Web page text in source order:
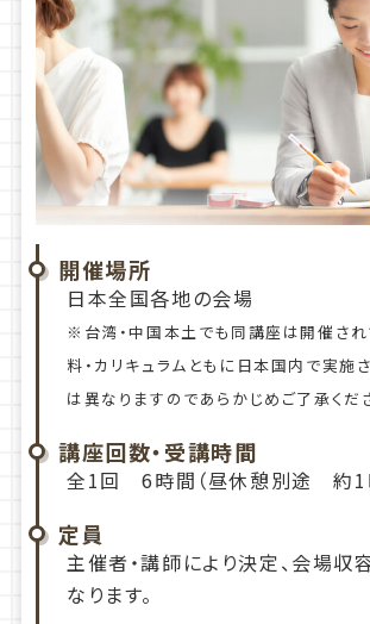
開催場所
日本全国各地の会場
※台湾・中国本土でも同講座は開催され
料・カリキュラムともに日本国内で実施
は異なりますのであらかじめご了承くだ
講座回数・受講時間
全1回 6時間（昼休憩別途 約1
定員
主催者・講師により決定、会場収
なります。